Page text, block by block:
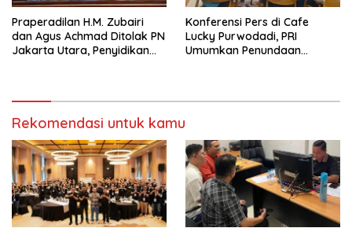
Praperadilan H.M. Zubairi
dan Agus Achmad Ditolak PN
Jakarta Utara, Penyidikan
Konferensi Pers di Cafe
Lucky Purwodadi, PRI
Umumkan Penundaan
Rekomendasi untuk kamu